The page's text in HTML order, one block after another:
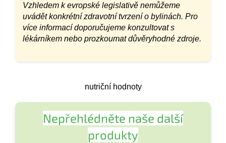
Vzhledem k evropské legislativě nemůžeme
uvádět konkrétní zdravotní tvrzení o bylinách. Pro
více informací doporučujeme konzultovat s
lékárníkem nebo prozkoumat důvěryhodné zdroje.
nutriční hodnoty
Nepřehlédněte naše další
produkty